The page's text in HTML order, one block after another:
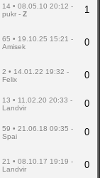
14 • 08.05.10 20:12 -
pukr - Z 1
65 • 19.10.25 15:21 -
Amisek
0
2 • 14.01.22 19:32 -
Felix
0
13 • 11.02.20 20:33 -
Landvir
0
59 • 21.06.18 09:35 -
Spai
0
21 • 08.10.17 19:19 -
Landvir
0